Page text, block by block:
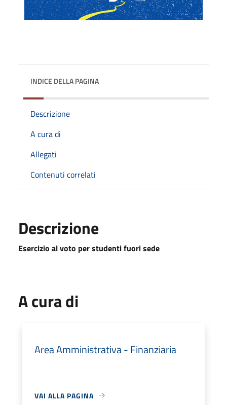
INDICE DELLA PAGINA
Descrizione
A cura di
Allegati
Contenuti correlati
Descrizione
Esercizio al voto per studenti fuori sede
A cura di
Area Amministrativa - Finanziaria
VAI ALLA PAGINA